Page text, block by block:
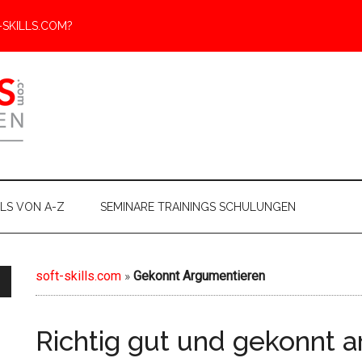
VON A-Z SEMINARE TRAININGS SCHULUNGEN
soft-skills.com » Gekonnt Argumentieren
Richtig gut und gekonnt